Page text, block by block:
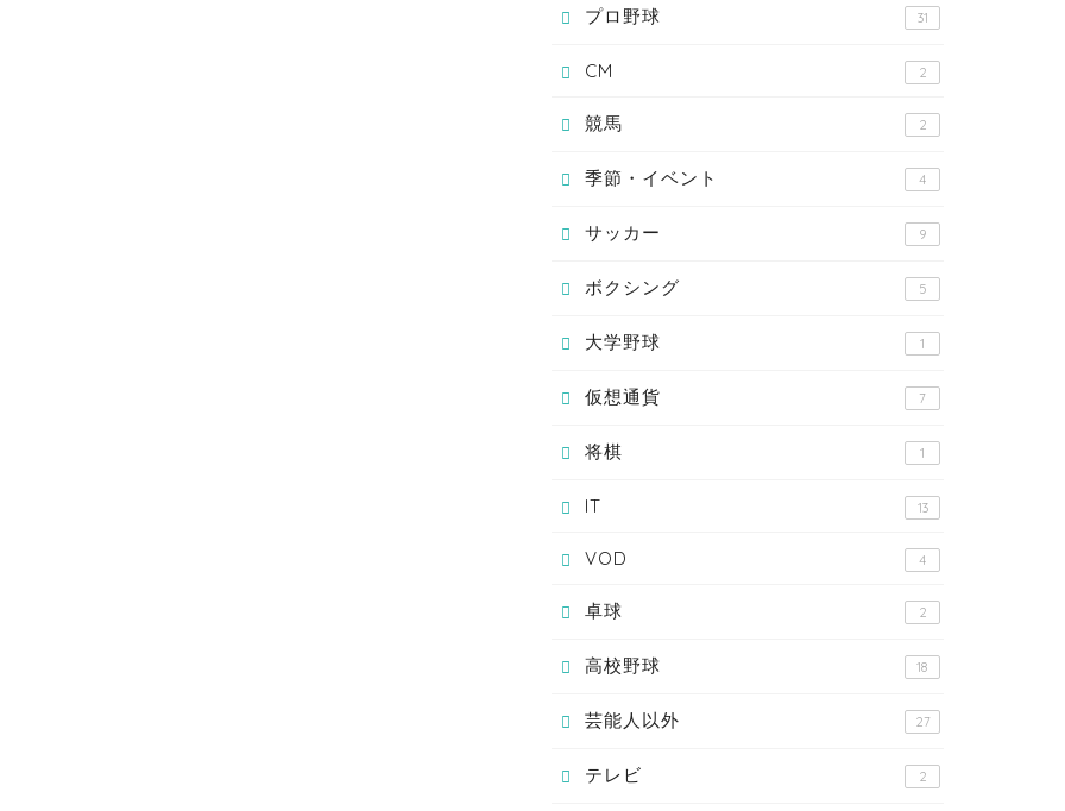
プロ野球 31
CM 2
競馬 2
季節・イベント 4
サッカー 9
ボクシング 5
大学野球 1
仮想通貨 7
将棋 1
IT 13
VOD 4
卓球 2
高校野球 18
芸能人以外 27
テレビ 2